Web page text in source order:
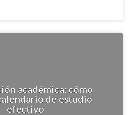
académica: cómo
de estudio
efectivo